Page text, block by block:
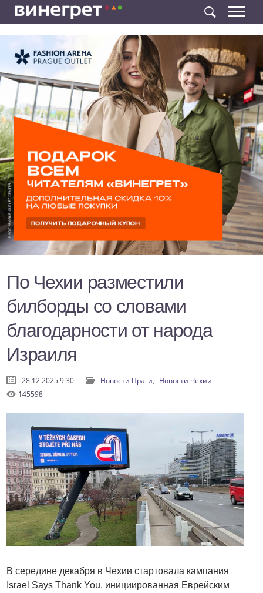
По Чехии разместили
билборды со словами
благодарности от народа
Израиля
28.12.2025 9:30 Новости Праги, Новости Чехии
145598
В середине декабря в Чехии стартовала кампания
Israel Says Thank You, инициированная Еврейским